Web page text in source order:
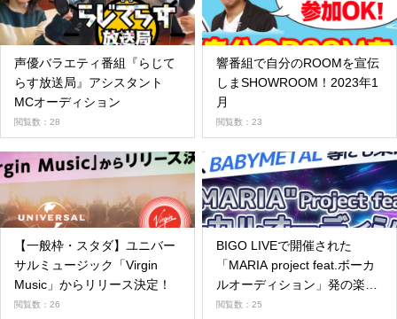
声優バラエティ番組『らじて
らす放送局』アシスタント
MCオーディション
閲覧数：28
響番組で自分のROOMを宣伝
しまSHOWROOM！2023年1
月
閲覧数：23
【一般枠・スタダ】ユニバー
サルミュージック「Virgin
Music」からリリース決定！
閲覧数：26
BIGO LIVEで開催された
「MARIA project feat.ボーカ
ルオーディション」発の楽曲
が遂に公開！
閲覧数：25